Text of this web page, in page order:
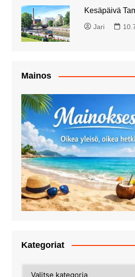
Kesäpäivä
Jari
Mainos
Kategoriat